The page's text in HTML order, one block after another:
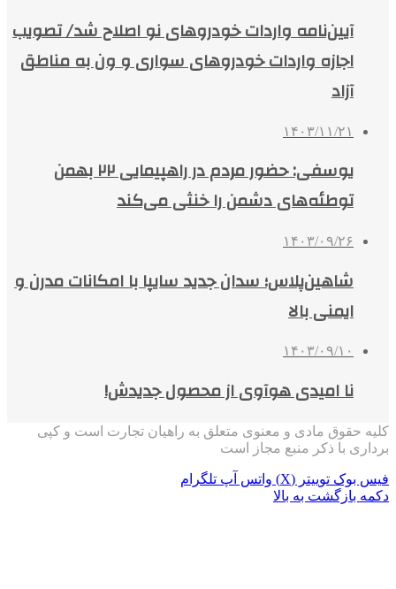
آیین‌نامه واردات خودروهای نو اصلاح شد/ تصویب
اجازه واردات خودروهای سواری و ون به مناطق
آزاد
۱۴۰۳/۱۱/۲۱
یوسفی: حضور مردم در راهپیمایی ۲۲ بهمن
توطئه‌های دشمن را خنثی می‌کند
۱۴۰۳/۰۹/۲۶
شاهین‌پلاس؛ سدان جدید سایپا با امکانات مدرن و
ایمنی بالا
۱۴۰۳/۰۹/۱۰
نا امیدی هوآوی از محصول جدیدش!
کلیه حقوق مادی و معنوی متعلق به راهیان تجارت است و کپی
برداری با ذکر منبع مجاز است
فیس بوک توییتر (X) واتس آپ تلگرام
دکمه بازگشت به بالا